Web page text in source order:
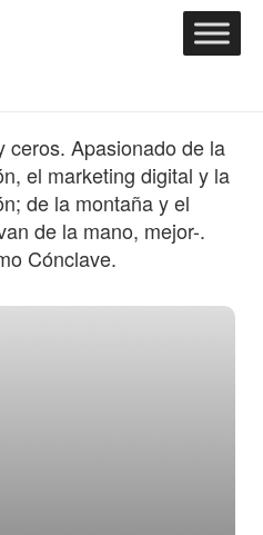
ceros. Apasionado de la
el marketing digital y la
de la montaña y el
de la mano, mejor-.
Cónclave.